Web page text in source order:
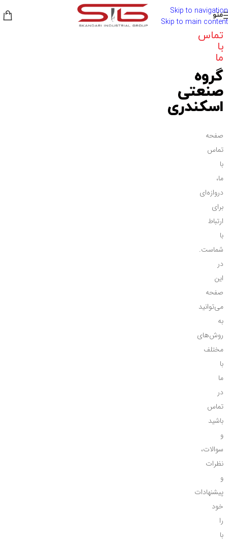
Skip to navigation
Skip to main content
منو
تماس
با
ما
گروه
صنعتی
اسکندری
صفحه
تماس
با
ما،
دروازه‌ای
برای
ارتباط
با
شماست.
در
این
صفحه
می‌توانید
به
روش‌های
مختلف
با
ما
در
تماس
باشید
و
سوالات،
نظرات
و
پیشنهادات
خود
را
با